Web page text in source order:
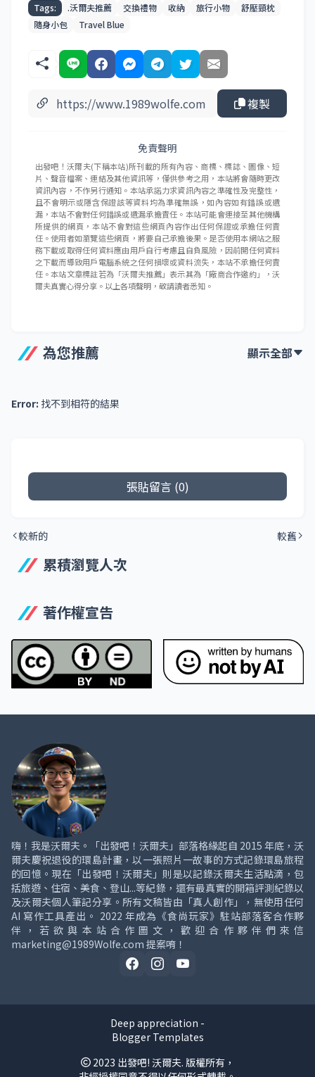
Tags: .沃爾夫推薦 交換禮物 收納 旅行小物
舒壓頸枕
隨身小包
Travel Blue
複製
免責聲明
出發吧！沃爾夫(下稱本站)所刊載的所有內容、商標、標誌、圖像、短
片、聲音檔案、連結及其他資訊等，僅供參考之用，本站將會隨時更改
資訊內容，不作另行通知。本站承諾力求資訊內容之準確性及完整性，
且不會明示或隱含保證該等資料均為準確無誤，如內容如有錯誤或遺
漏，本站不會對任何錯誤或遺漏承擔責任。本站可能會連接至其他機構
所提供的網頁，本站不會對這些網頁內容作出任何保證或承擔任何責
任。使用者如瀏覽這些網頁，將要自己承擔後果。是否使用本網站之服
務下載或取得任何資料應由用戶自行考慮且自負風險，因前開任何資料
之下載而導致用戶電腦系統之任何損壞或資料流失，本站不承擔任何責
任。本站文章標註若為「沃爾夫推薦」表示其為「廠商合作邀約」，沃
爾夫真實心得分享。以上各項聲明，敬請讀者悉知。
為您推薦 顯示全部
Error: 找不到相符的結果
張貼留言 (0)
較新的 較舊
累積瀏覽人次
著作權宣告
嗨！我是沃爾夫。「出發吧！沃爾夫」部落格緣起自 2015 年底，沃
爾夫慶祝退役的環島計畫，以一張照片一故事的方式記錄環島旅程
的回憶。現在「出發吧！沃爾夫」則是以記錄沃爾夫生活點滴，包
括旅遊、住宿、美食、登山...等紀錄，還有最真實的開箱評測紀錄以
及沃爾夫個人筆記分享。所有文稿皆由「真人創作」，無使用任何
AI 寫作工具產出。 2022 年成為《食尚玩家》駐站部落客合作夥
伴，若欲與本站合作圖文，歡迎合作夥伴們來信
marketing@1989Wolfe.com 提案唷！
Deep appreciation -
Blogger Templates
2023 出發吧! 沃爾夫. 版權所有，